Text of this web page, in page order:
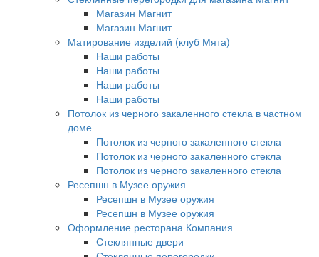
Магазин Магнит
Магазин Магнит
Матирование изделий (клуб Мята)
Наши работы
Наши работы
Наши работы
Наши работы
Потолок из черного закаленного стекла в частном
доме
Потолок из черного закаленного стекла
Потолок из черного закаленного стекла
Потолок из черного закаленного стекла
Ресепшн в Музее оружия
Ресепшн в Музее оружия
Ресепшн в Музее оружия
Оформление ресторана Компания
Стеклянные двери